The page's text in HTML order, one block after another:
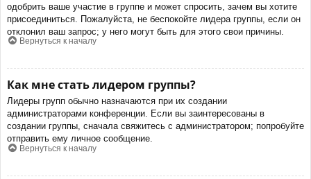
одобрить ваше участие в группе и может спросить, зачем вы хотите
присоединиться. Пожалуйста, не беспокойте лидера группы, если он
отклонил ваш запрос; у него могут быть для этого свои причины.
Вернуться к началу
Как мне стать лидером группы?
Лидеры групп обычно назначаются при их создании
администраторами конференции. Если вы заинтересованы в
создании группы, сначала свяжитесь с администратором; попробуйте
отправить ему личное сообщение.
Вернуться к началу